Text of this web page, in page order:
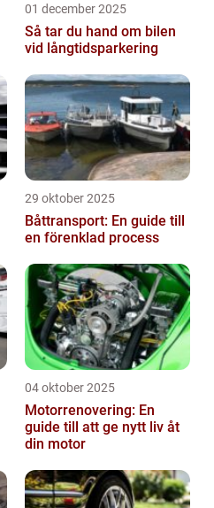
01 december 2025
Så tar du hand om bilen
vid långtidsparkering
29 oktober 2025
Båttransport: En guide till
en förenklad process
04 oktober 2025
Motorrenovering: En
guide till att ge nytt liv åt
din motor